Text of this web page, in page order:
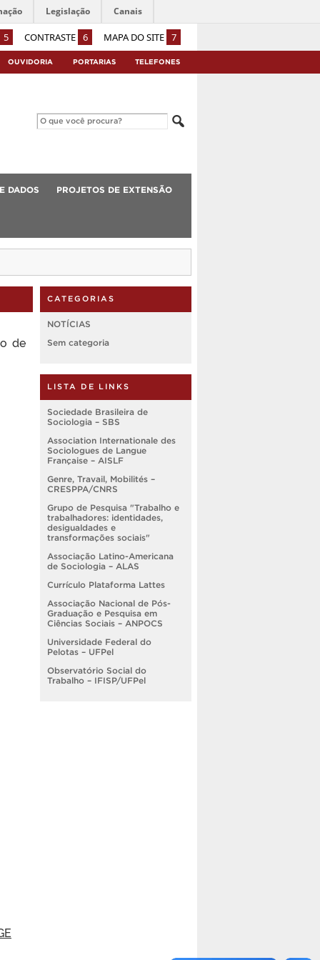
5 CONTRASTE 6 MAPA DO SITE 7
Legislação Canais
OUVIDORIA PORTARIAS TELEFONES
DADOS PROJETOS DE EXTENSÃO
de
CATEGORIAS
NOTÍCIAS
Sem categoria
LISTA DE LINKS
Sociedade Brasileira de
Sociologia – SBS
Association Internationale des
Sociologues de Langue
Française – AISLF
Genre, Travail, Mobilités –
CRESPPA/CNRS
Grupo de Pesquisa "Trabalho e
trabalhadores: identidades,
desigualdades e
transformações sociais"
Associação Latino-Americana
de Sociologia – ALAS
Currículo Plataforma Lattes
Associação Nacional de Pós-
Graduação e Pesquisa em
Ciências Sociais – ANPOCS
Universidade Federal do
Pelotas – UFPel
Observatório Social do
Trabalho – IFISP/UFPel